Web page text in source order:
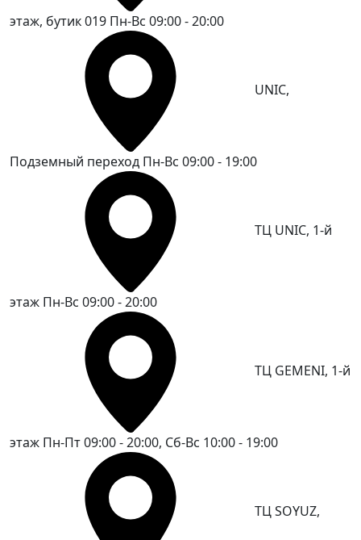
этаж, бутик 019 Пн-Вс 09:00 - 20:00
UNIC,
Подземный переход Пн-Вс 09:00 - 19:00
ТЦ UNIC, 1-й
этаж Пн-Вс 09:00 - 20:00
ТЦ GEMENI, 1-й
этаж Пн-Пт 09:00 - 20:00, Сб-Вс 10:00 - 19:00
ТЦ SOYUZ,